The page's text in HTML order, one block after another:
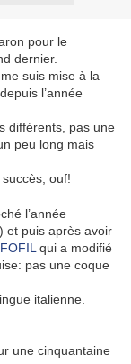
pour le
dernier.
suis mise à la
l’année
différents, pas une
peu long mais
ouf!
l’année
) et puis après avoir
FOFIL qui a modifié
pas une coque
italienne.
une cinquantaine